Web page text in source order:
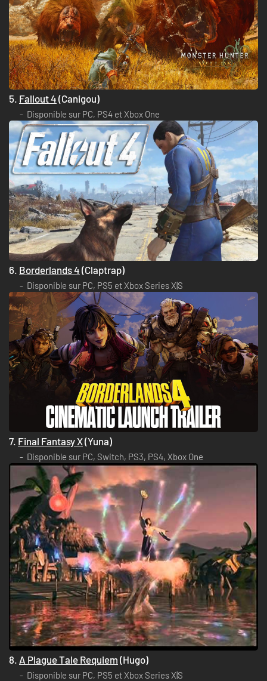
5. Fallout 4 (Canigou)
Disponible sur PC, PS4 et Xbox One
6. Borderlands 4 (Claptrap)
Disponible sur PC, PS5 et Xbox Series X|S
7. Final Fantasy X(Yuna)
Disponible sur PC, Switch, PS3, PS4, Xbox One
8. A Plague Tale Requiem (Hugo)
Disponible sur PC, PS5 et Xbox Series X|S